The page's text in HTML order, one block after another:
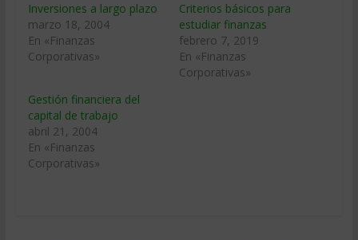
Inversiones a largo plazo
marzo 18, 2004
En «Finanzas
Corporativas»
Criterios básicos para
estudiar finanzas
febrero 7, 2019
En «Finanzas
Corporativas»
Gestión financiera del
capital de trabajo
abril 21, 2004
En «Finanzas
Corporativas»